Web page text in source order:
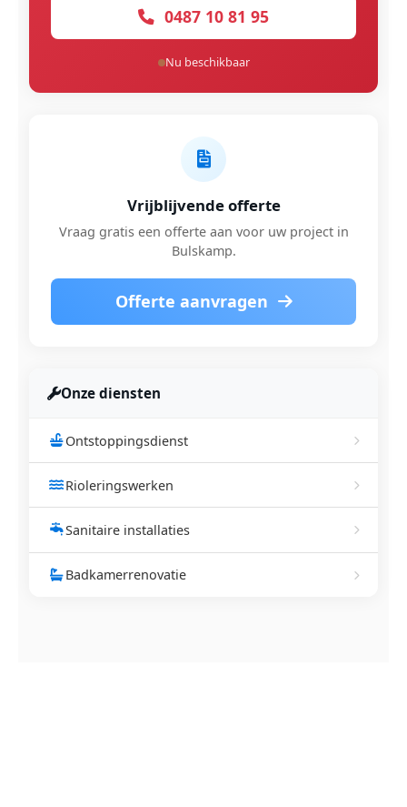
0487 10 81 95
Nu beschikbaar
Vrijblijvende offerte
Vraag gratis een offerte aan voor uw project in
Bulskamp.
Offerte aanvragen
Onze diensten
Ontstoppingsdienst
Rioleringswerken
Sanitaire installaties
Badkamerrenovatie